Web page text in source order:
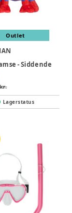
Outlet
- Siddende
Lagerstatus